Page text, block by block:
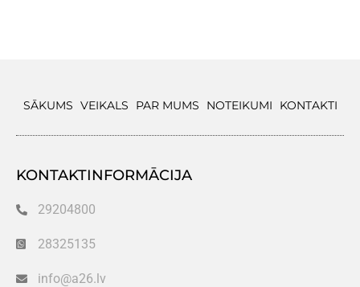
SĀKUMS VEIKALS PAR MUMS NOTEIKUMI KONTAKTI
KONTAKTINFORMĀCIJA
29204800
28325135
info@a26.lv